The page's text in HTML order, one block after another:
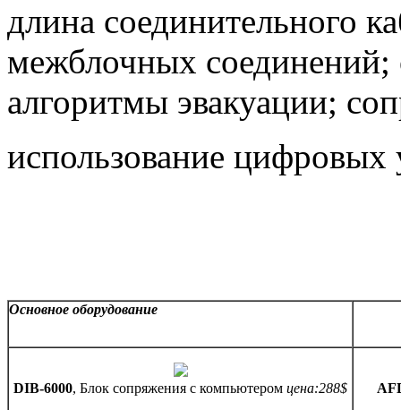
длина соединительного
межблочных соединений;
алгоритмы эвакуации;
использование цифровых
Основное оборудование
DIB-6000, Блок сопряжения с компьютером цена:288$